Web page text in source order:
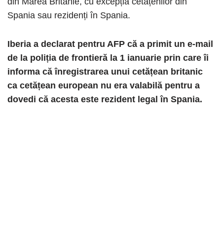
Spania sau rezidenți în Spania.
Iberia a declarat pentru AFP că a primit un e-mail
de la poliția de frontieră la 1 ianuarie prin care îi
informa că înregistrarea unui cetățean britanic
ca cetățean european nu era valabilă pentru a
dovedi că acesta este rezident legal în Spania.